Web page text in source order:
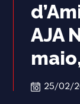
AJA
25/02/